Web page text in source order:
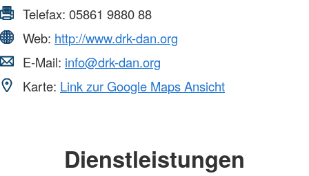
Telefax: 05861 9880 88
Web: http://www.drk-dan.org
E-Mail: info@drk-dan.org
Karte: Link zur Google Maps Ansicht
Dienstleistungen